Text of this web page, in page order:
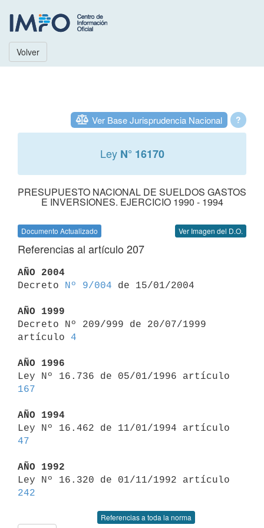
Volver
?
Ver Base Jurisprudencia Nacional
Ley N° 16170
PRESUPUESTO NACIONAL DE SUELDOS GASTOS
E INVERSIONES. EJERCICIO 1990 - 1994
Documento Actualizado Ver Imagen del D.O.
Referencias al artículo 207
AÑO 2004
Decreto
Nº 9/004 de 15/01/2004
AÑO 1999
Decreto Nº 209/999 de 20/07/1999
artículo 4
AÑO 1996
167
AÑO 1994
47
AÑO 1992
242
Referencias a toda la norma